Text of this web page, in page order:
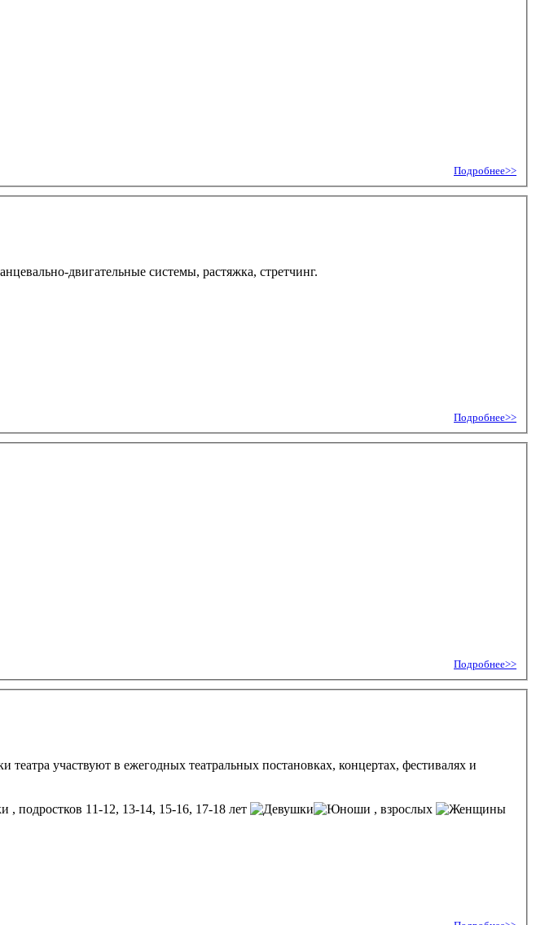
Подробнее>>
двигательные системы, растяжка, стретчинг.
Подробнее>>
Подробнее>>
участвуют в ежегодных театральных постановках, концертах, фестивалях и
, подростков 11-12, 13-14, 15-16, 17-18 лет , взрослых